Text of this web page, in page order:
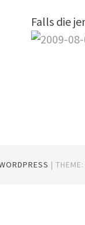
Falls die
|